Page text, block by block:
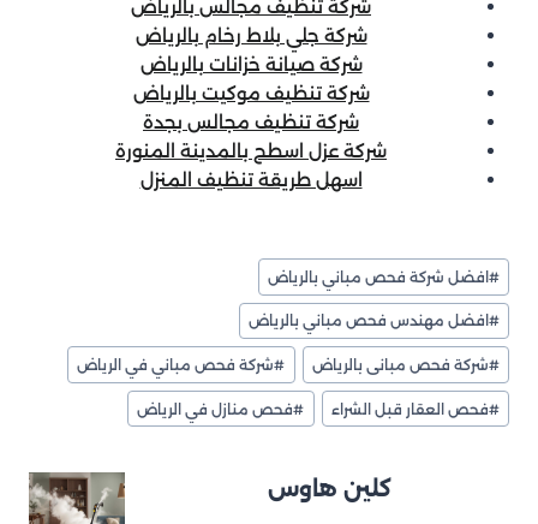
شركة تنظيف مجالس بالرياض
شركة جلي بلاط رخام بالرياض
شركة صيانة خزانات بالرياض
شركة تنظيف موكيت بالرياض
شركة تنظيف مجالس بجدة
شركة عزل اسطح بالمدينة المنورة
اسهل طريقة تنظيف المنزل
وسوم
المقال:
# افضل شركة فحص مباني بالرياض
# افضل مهندس فحص مباني بالرياض
#شركة فحص مبانى بالرياض #شركة فحص مباني في الرياض
#فحص العقار قبل الشراء #فحص منازل في الرياض
كلين هاوس